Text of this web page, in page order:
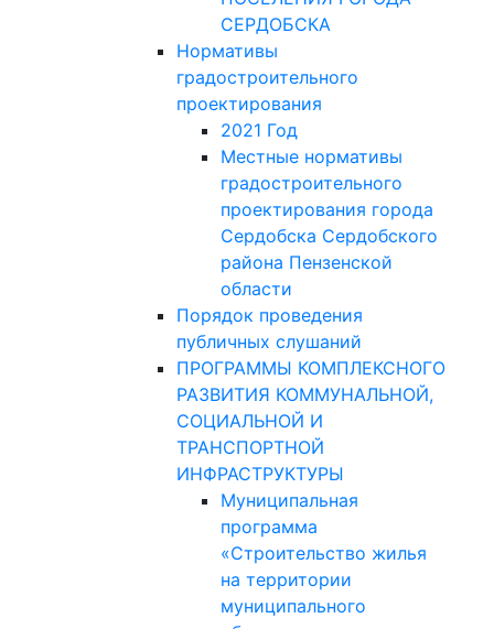
СЕРДОБСКА
Нормативы
градостроительного
проектирования
2021 Год
Местные нормативы
градостроительного
проектирования города
Сердобска Сердобского
района Пензенской
области
Порядок проведения
публичных слушаний
ПРОГРАММЫ КОМПЛЕКСНОГО
РАЗВИТИЯ КОММУНАЛЬНОЙ,
СОЦИАЛЬНОЙ И
ТРАНСПОРТНОЙ
ИНФРАСТРУКТУРЫ
Муниципальная
программа
«Строительство жилья
на территории
муниципального